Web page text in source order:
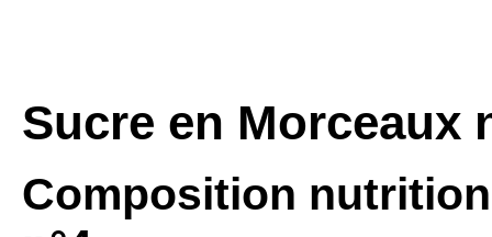
Sucre en Morceaux
Composition